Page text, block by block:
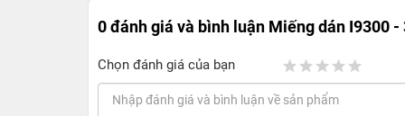
0 đánh giá và bình luận Miếng dán I9300 -
Chọn đánh giá của bạn